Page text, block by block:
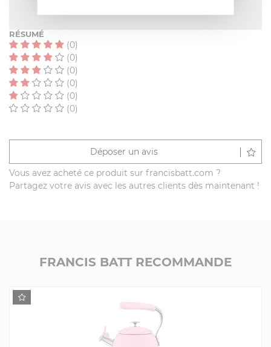
RÉSUMÉ
(0)
(0)
(0)
(0)
(0)
(0)
Déposer un avis
Vous avez acheté ce produit sur francisbatt.com ?
Partagez votre avis avec les autres clients dès maintenant !
FRANCIS BATT RECOMMANDE